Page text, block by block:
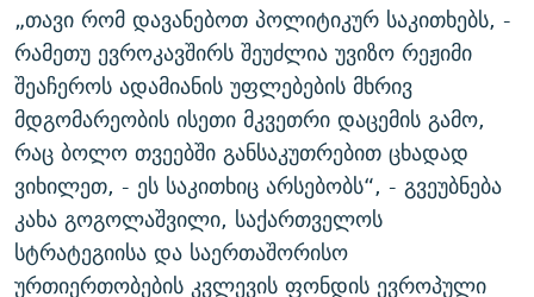
„თავი რომ დავანებოთ პოლიტიკურ საკითხებს, -
რამეთუ ევროკავშირს შეუძლია უვიზო რეჟიმი
შეაჩეროს ადამიანის უფლებების მხრივ
მდგომარეობის ისეთი მკვეთრი დაცემის გამო,
რაც ბოლო თვეებში განსაკუთრებით ცხადად
ვიხილეთ, - ეს საკითხიც არსებობს“, - გვეუბნება
კახა გოგოლაშვილი, საქართველოს
სტრატეგიისა და საერთაშორისო
ურთიერთობების კვლევის ფონდის ევროპული